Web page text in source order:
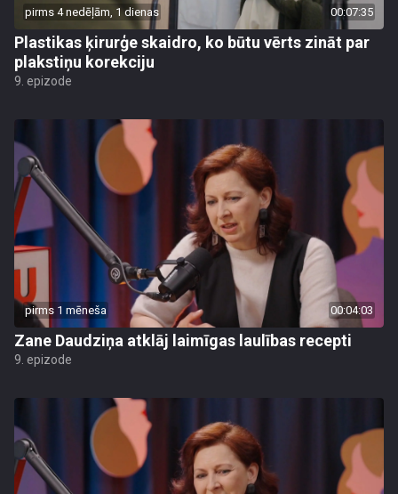
pirms 4 nedēļām, 1 dienas 00:07:35
Plastikas ķirurģe skaidro, ko būtu vērts zināt par
plakstiņu korekciju
9. epizode
pirms 1 mēneša 00:04:03
Zane Daudziņa atklāj laimīgas laulības recepti
9. epizode